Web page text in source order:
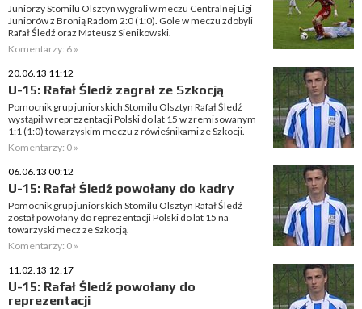
Juniorzy Stomilu Olsztyn wygrali w meczu Centralnej Ligi
Juniorów z Bronią Radom 2:0 (1:0). Gole w meczu zdobyli
Rafał Śledź oraz Mateusz Sienikowski.
Komentarzy: 6 »
20.06.13 11:12
U-15: Rafał Śledź zagrał ze Szkocją
Pomocnik grup juniorskich Stomilu Olsztyn Rafał Śledź
wystąpił w reprezentacji Polski do lat 15 w zremisowanym
1:1 (1:0) towarzyskim meczu z rówieśnikami ze Szkocji.
Komentarzy: 0 »
06.06.13 00:12
U-15: Rafał Śledź powołany do kadry
Pomocnik grup juniorskich Stomilu Olsztyn Rafał Śledź
został powołany do reprezentacji Polski do lat 15 na
towarzyski mecz ze Szkocją.
Komentarzy: 0 »
11.02.13 12:17
U-15: Rafał Śledź powołany do
reprezentacji